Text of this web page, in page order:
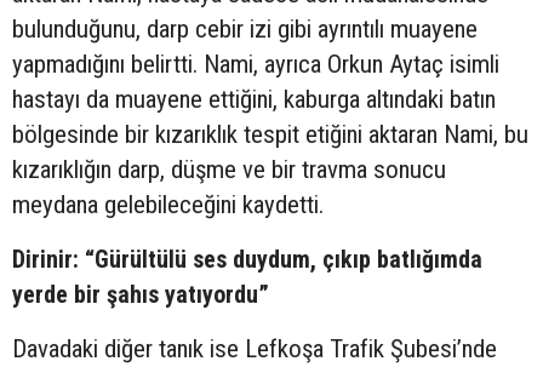
bulunduğunu, darp cebir izi gibi ayrıntılı muayene
yapmadığını belirtti. Nami, ayrıca Orkun Aytaç isimli
hastayı da muayene ettiğini, kaburga altındaki batın
bölgesinde bir kızarıklık tespit etiğini aktaran Nami, bu
kızarıklığın darp, düşme ve bir travma sonucu
meydana gelebileceğini kaydetti.
Dirinir: “Gürültülü ses duydum, çıkıp batlığımda
yerde bir şahıs yatıyordu”
Davadaki diğer tanık ise Lefkoşa Trafik Şubesi’nde